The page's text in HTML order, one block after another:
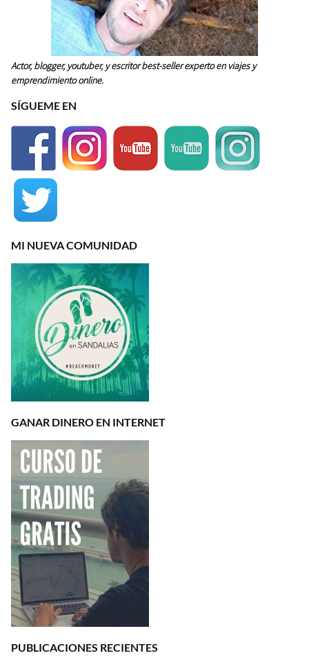
Actor, blogger, youtuber, y escritor best-seller experto en viajes y
emprendimiento online.
SÍGUEME EN
MI NUEVA COMUNIDAD
GANAR DINERO EN INTERNET
PUBLICACIONES RECIENTES